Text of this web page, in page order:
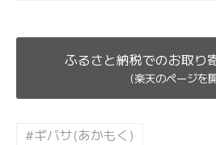
ふるさと納税でのお取り
(楽天のページを
#ギバサ(あかもく)